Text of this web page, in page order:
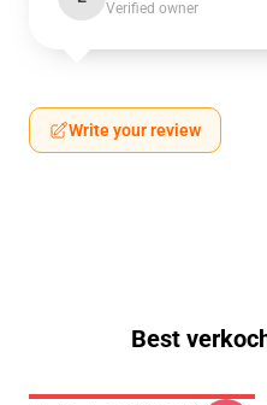
Verified owner
Write your review
Best